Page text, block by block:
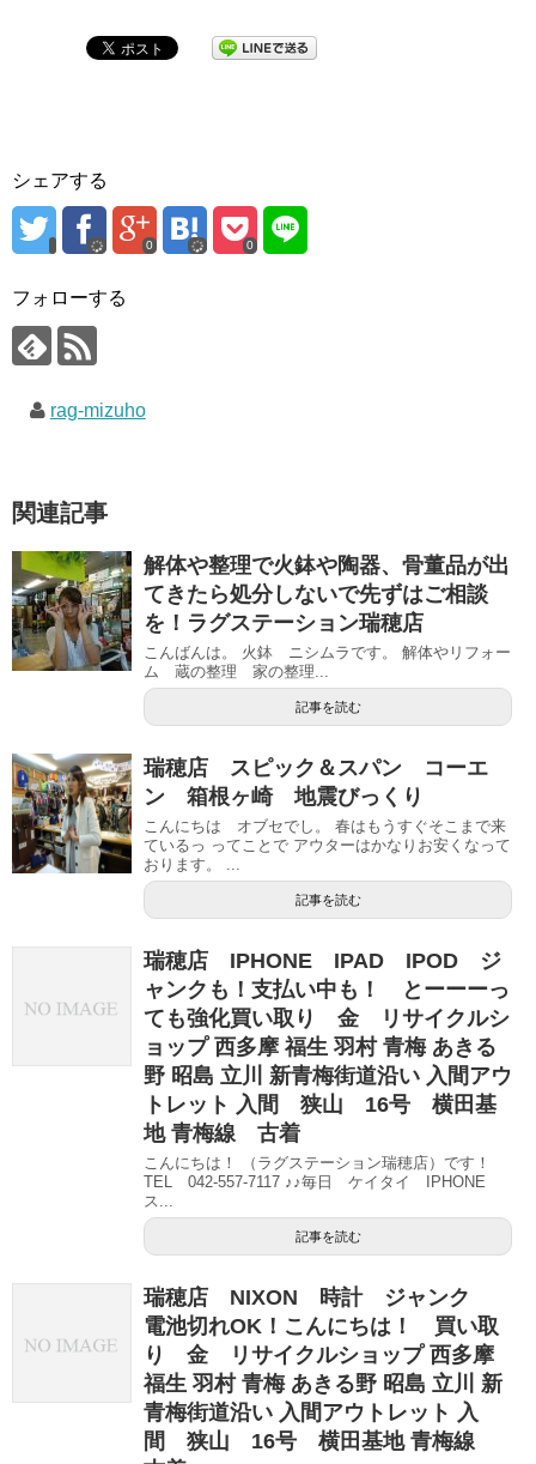
シェアする
0 0
フォローする
rag-mizuho
関連記事
解体や整理で火鉢や陶器、骨董品が出
てきたら処分しないで先ずはご相談
を！ラグステーション瑞穂店
こんばんは。 火鉢 ニシムラです。 解体やリフォー
ム 蔵の整理 家の整理...
記事を読む
瑞穂店 スピック＆スパン コーエ
ン 箱根ヶ崎 地震びっくり
こんにちは オブセでし。 春はもうすぐそこまで来
ているっ ってことで アウターはかなりお安くなって
おります。 ...
記事を読む
瑞穂店 IPHONE IPAD IPOD ジ
ャンクも！支払い中も！ とーーーっ
ても強化買い取り 金 リサイクルシ
ョップ 西多摩 福生 羽村 青梅 あきる
野 昭島 立川 新青梅街道沿い 入間アウ
トレット 入間 狭山 16号 横田基
地 青梅線 古着
こんにちは！ （ラグステーション瑞穂店）です！
TEL 042-557-7117 ♪♪毎日 ケイタイ IPHONE
ス...
記事を読む
瑞穂店 NIXON 時計 ジャンク
電池切れOK！こんにちは！ 買い取
り 金 リサイクルショップ 西多摩
福生 羽村 青梅 あきる野 昭島 立川 新
青梅街道沿い 入間アウトレット 入
間 狭山 16号 横田基地 青梅線